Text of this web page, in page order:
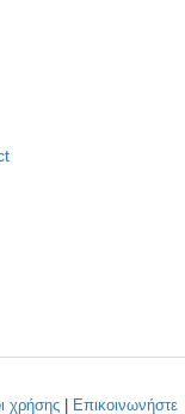
χρήσης Επικοινωνήστε